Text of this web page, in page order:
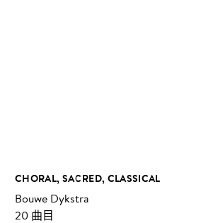
CHORAL, SACRED, CLASSICAL
Bouwe Dykstra
20 曲目